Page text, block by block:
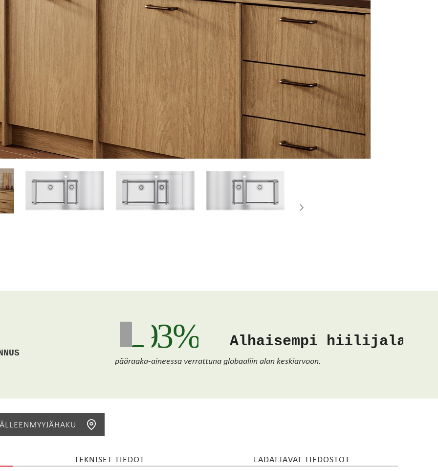
Suunnittelijoille Usein kysyttyä Esitteet
MADELLA
SUUNNITTELIJOILLE
93 % Alhaisempi
pääraaka-aineessa verrattuna globaaliin alan keskiarvoon.
TEKNISET TIEDOT LADATTAVAT TIEDOSTOT